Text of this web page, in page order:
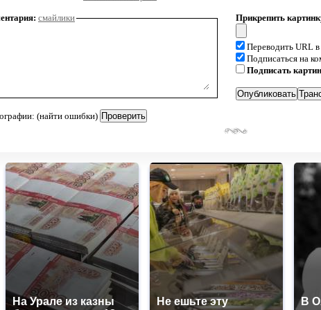
смайлики
(найти ошибки)
Прикрепить
Переводить URL
Подписаться на
Подписать
На Урале из казны
Не ешьте эту
В